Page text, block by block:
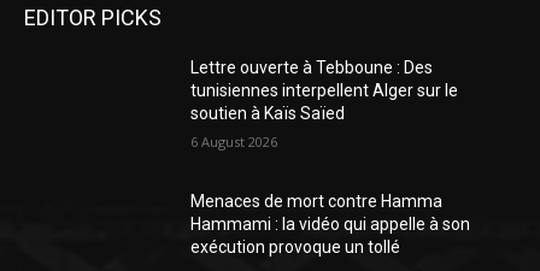
EDITOR PICKS
Lettre ouverte à Tebboune : Des
tunisiennes interpellent Alger sur le
soutien à Kaïs Saïed
6 August 2026
Menaces de mort contre Hamma
Hammami : la vidéo qui appelle à son
exécution provoque un tollé